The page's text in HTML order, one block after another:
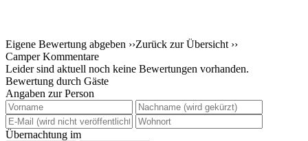
Eigene Bewertung abgeben ››Zurück zur Übersicht ››
Camper Kommentare
Leider sind aktuell noch keine Bewertungen vorhanden.
Bewertung durch Gäste
Angaben zur Person
Übernachtung im